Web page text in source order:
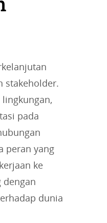
stakeholder.
pada
peran yang
ke
dunia